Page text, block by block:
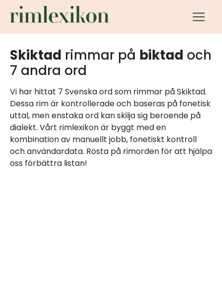
Skiktad rimmar på biktad och
7 andra ord
Vi har hittat 7 Svenska ord som rimmar på Skiktad.
Dessa rim är kontrollerade och baseras på fonetisk
uttal, men enstaka ord kan skilja sig beroende på
dialekt. Vårt rimlexikon är byggt med en
kombination av manuellt jobb, fonetiskt kontroll
och användardata. Rösta på rimorden för att hjälpa
oss förbättra listan!